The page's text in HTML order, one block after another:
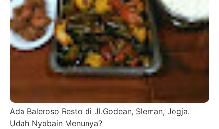
Ada Baleroso Resto di Jl.Godean, Sleman, Jogja.
Udah Nyobain Menunya?